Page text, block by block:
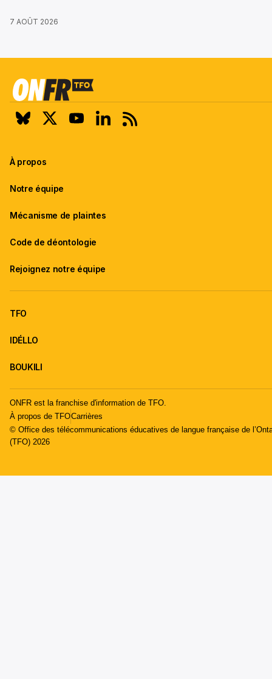
7 AOÛT 2026
À propos
Notre équipe
Mécanisme de plaintes
Code de déontologie
Rejoignez notre équipe
TFO
IDÉLLO
BOUKILI
ONFR est la franchise d'information de TFO.
À propos de TFOCarrières
© Office des télécommunications éducatives de langue française de
(TFO) 2026